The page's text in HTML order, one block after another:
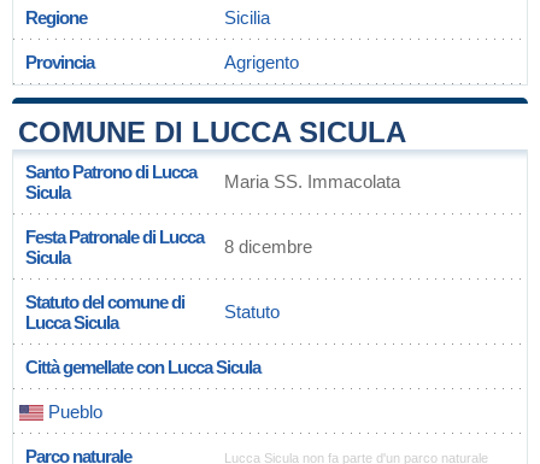
Regione Sicilia
Provincia Agrigento
COMUNE DI LUCCA SICULA
Santo Patrono di Lucca
Sicula
Maria SS. Immacolata
Festa Patronale di Lucca
Sicula
8 dicembre
Statuto del comune di
Lucca Sicula
Statuto
Città gemellate con Lucca Sicula
Pueblo
Parco naturale Lucca Sicula non fa parte d'un parco naturale